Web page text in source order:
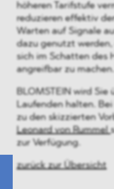
höheren Tarifstufe
reduzieren effektiv
Warten auf Signale
dazu genutzt
sich im Schatten des
angreifbar zu machen.
BLOMSTEIN wird
Laufenden halten.
zu den skizzierten
Leonard von Rummel
zur Verfügung.
zurück zur Übersicht